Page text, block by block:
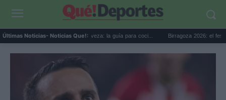
Últimas Noticias- Noticias Que!:
Día Internacional de la Cerveza: la guía para coci... Birragoza 2026: el festival de